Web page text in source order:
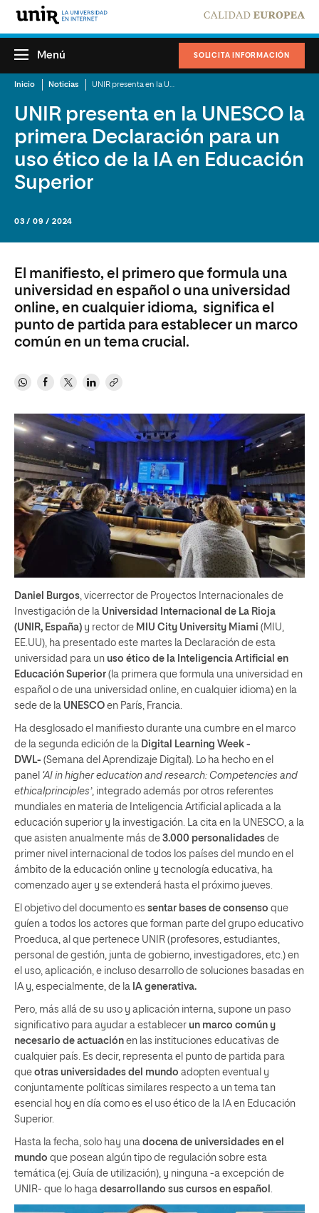
SOLICITA INFORMACIÓN
Menú
Inicio Noticias
UNIR presenta en la UNESCO la
primera Declaración para un
uso ético de la IA en Educación
Superior
03 / 09 / 2024
El manifiesto, el primero que formula una
universidad en español o una universidad
online, en cualquier idioma, significa el
punto de partida para establecer un marco
común en un tema crucial.
Daniel Burgos , vicerrector de Proyectos Internacionales de
Investigación de la Universidad Internacional de La Rioja
(UNIR, España) y rector de MIU City University Miami (MIU,
EE.UU), ha presentado este martes la Declaración de esta
universidad para un uso ético de la Inteligencia Artificial en
Educación Superior (la primera que formula una universidad en
español o de una universidad online, en cualquier idioma) en la
sede de la UNESCO en París, Francia.
Ha desglosado el manifiesto durante una cumbre en el marco
de la segunda edición de la Digital Learning Week -
DWL- (Semana del Aprendizaje Digital). Lo ha hecho en el
panel ‘AI in higher education and research: Competencies and
ethicalprinciples’, integrado además por otros referentes
mundiales en materia de Inteligencia Artificial aplicada a la
educación superior y la investigación. La cita en la UNESCO, a la
que asisten anualmente más de 3.000 personalidades de
primer nivel internacional de todos los países del mundo en el
ámbito de la educación online y tecnología educativa, ha
comenzado ayer y se extenderá hasta el próximo jueves.
El objetivo del documento es sentar bases de consenso que
guíen a todos los actores que forman parte del grupo educativo
Proeduca, al que pertenece UNIR (profesores, estudiantes,
personal de gestión, junta de gobierno, investigadores, etc.) en
el uso, aplicación, e incluso desarrollo de soluciones basadas en
IA y, especialmente, de la IA generativa.
Pero, más allá de su uso y aplicación interna, supone un paso
significativo para ayudar a establecer un marco común y
necesario de actuación en las instituciones educativas de
cualquier país. Es decir, representa el punto de partida para
que otras universidades del mundo adopten eventual y
conjuntamente políticas similares respecto a un tema tan
esencial hoy en día como es el uso ético de la IA en Educación
Superior.
Hasta la fecha, solo hay una docena de universidades en el
mundo que posean algún tipo de regulación sobre esta
temática (ej. Guía de utilización), y ninguna -a excepción de
UNIR- que lo haga desarrollando sus cursos en español